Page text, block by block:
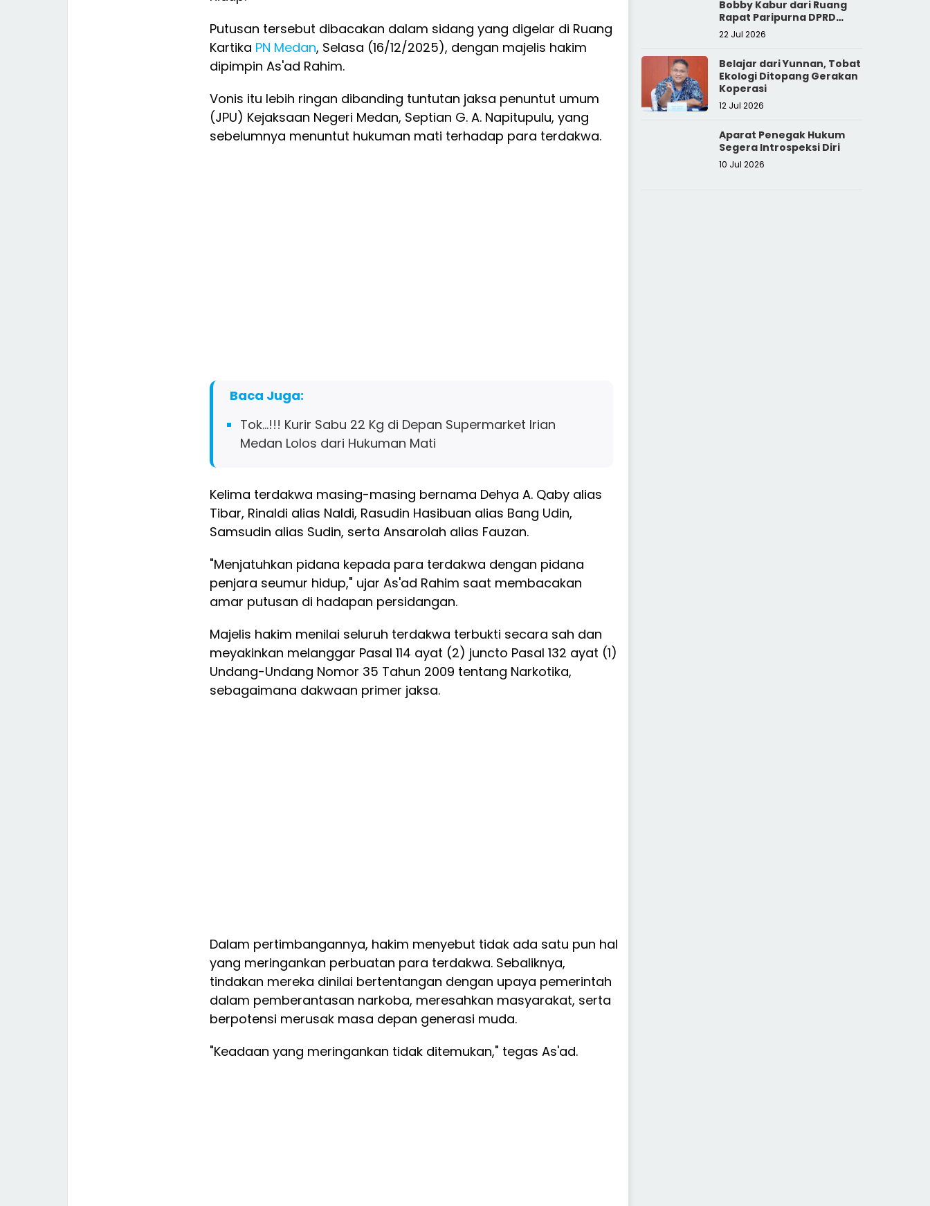
Putusan tersebut dibacakan dalam sidang yang digelar di Ruang
Kartika PN Medan, Selasa (16/12/2025), dengan majelis hakim
dipimpin As'ad Rahim.
Vonis itu lebih ringan dibanding tuntutan jaksa penuntut umum
(JPU) Kejaksaan Negeri Medan, Septian G. A. Napitupulu, yang
sebelumnya menuntut hukuman mati terhadap para terdakwa.
Baca Juga:
Tok...!!! Kurir Sabu 22 Kg di Depan Supermarket Irian
Medan Lolos dari Hukuman Mati
Kelima terdakwa masing-masing bernama Dehya A. Qaby alias
Tibar, Rinaldi alias Naldi, Rasudin Hasibuan alias Bang Udin,
Samsudin alias Sudin, serta Ansarolah alias Fauzan.
"Menjatuhkan pidana kepada para terdakwa dengan pidana
penjara seumur hidup," ujar As'ad Rahim saat membacakan
amar putusan di hadapan persidangan.
Majelis hakim menilai seluruh terdakwa terbukti secara sah dan
meyakinkan melanggar Pasal 114 ayat (2) juncto Pasal 132 ayat (1)
Undang-Undang Nomor 35 Tahun 2009 tentang Narkotika,
sebagaimana dakwaan primer jaksa.
Dalam pertimbangannya, hakim menyebut tidak ada satu pun hal
yang meringankan perbuatan para terdakwa. Sebaliknya,
tindakan mereka dinilai bertentangan dengan upaya pemerintah
dalam pemberantasan narkoba, meresahkan masyarakat, serta
berpotensi merusak masa depan generasi muda.
"Keadaan yang meringankan tidak ditemukan," tegas As'ad.
Bobby Kabur dari Ruang
Rapat Paripurna DPRD
Sumut
22 Jul 2026
Belajar dari Yunnan, Tobat
Ekologi Ditopang Gerakan
Koperasi
12 Jul 2026
Aparat Penegak Hukum
Segera Introspeksi Diri
10 Jul 2026